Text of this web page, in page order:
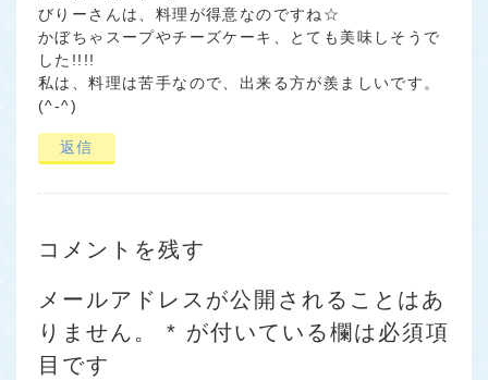
びりーさんは、料理が得意なのですね☆
かぼちゃスープやチーズケーキ、とても美味しそうで
した!!!!
私は、料理は苦手なので、出来る方が羨ましいです。
(^-^)
返信
コメントを残す
メールアドレスが公開されることはあ
りません。
* が付いている欄は必須項
目です